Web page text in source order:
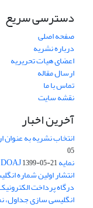
دسترسی سریع
صفحه اصلی
درباره نشریه
اعضای هیات تحریریه
ارسال مقاله
تماس با ما
نقشه سایت
آخرین اخبار
انتخاب نشریه به عنوان
05
نمایه DOAJ1399-05-21
انتشار اولین شماره
درگاه پرداخت
انگلیسی سازی جداول،